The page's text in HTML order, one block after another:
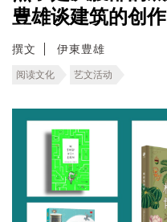
豊雄谈建筑的创作
撰文 伊東豊雄
阅读文化 艺文活动